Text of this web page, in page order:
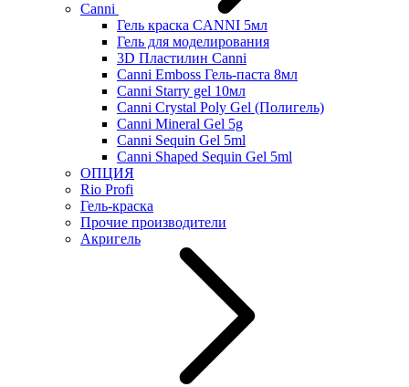
Canni
Гель краска CANNI 5мл
Гель для моделирования
3D Пластилин Canni
Canni Emboss Гель-паста 8мл
Canni Starry gel 10мл
Canni Crystal Poly Gel (Полигель)
Canni Mineral Gel 5g
Canni Sequin Gel 5ml
Canni Shaped Sequin Gel 5ml
ОПЦИЯ
Rio Profi
Гель-краска
Прочие производители
Акригель